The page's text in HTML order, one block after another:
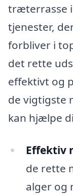
træterrasse
tjenester,
forbliver i
det rette
effektivt og
de vigtigste
kan hjælpe
Effektiv
de rette
alger og